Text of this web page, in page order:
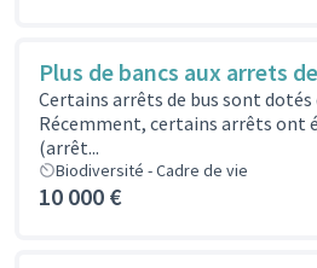
Plus de bancs aux arrets
Certains arrêts de bus sont
Récemment, certains arrêts ont
(arrêt...
Biodiversité - Cadre de vie
10 000 €